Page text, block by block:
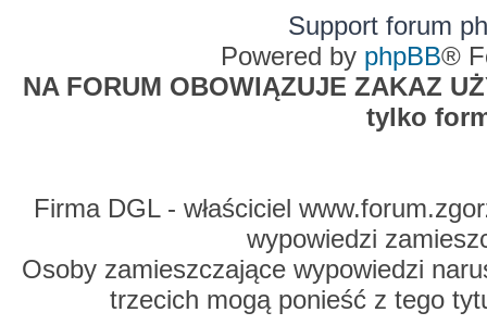
Support forum
Powered by phpBB®
NA FORUM OBOWIĄZUJE ZAKAZ
tylko
Firma DGL - właściciel
wypowiedzi
Osoby zamieszczające wypowiedzi
trzecich mogą ponieść z tego